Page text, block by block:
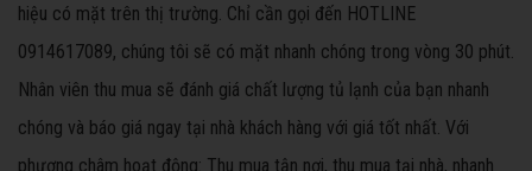
hiệu có mặt trên thị trường. Chỉ cần gọi đến HOTLINE
0914617089, chúng tôi sẽ có mặt nhanh chóng trong vòng 30 phút.
Nhân viên thu mua sẽ đánh giá chất lượng tủ lạnh của bạn nhanh
chóng và báo giá ngay tại nhà khách hàng với giá tốt nhất. Với
phương châm hoạt động: Thu mua tận nơi, thu mua tại nhà, nhanh